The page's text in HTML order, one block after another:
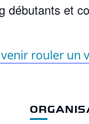
débutants et
rouler un